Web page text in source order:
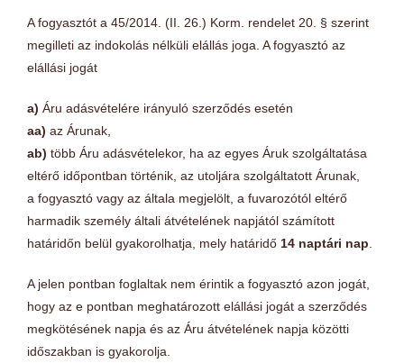
A fogyasztót a 45/2014. (II. 26.) Korm. rendelet 20. § szerint
megilleti az indokolás nélküli elállás joga. A fogyasztó az
elállási jogát
a) Áru adásvételére irányuló szerződés esetén
aa) az Árunak,
ab) több Áru adásvételekor, ha az egyes Áruk szolgáltatása
eltérő időpontban történik, az utoljára szolgáltatott Árunak,
a fogyasztó vagy az általa megjelölt, a fuvarozótól eltérő
harmadik személy általi átvételének napjától számított
határidőn belül gyakorolhatja, mely határidő 14 naptári nap
A jelen pontban foglaltak nem érintik a fogyasztó azon jogát,
hogy az e pontban meghatározott elállási jogát a szerződés
megkötésének napja és az Áru átvételének napja közötti
időszakban is gyakorolja.